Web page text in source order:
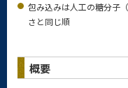
包み込みは人工の糖分子
さと同じ順
概要